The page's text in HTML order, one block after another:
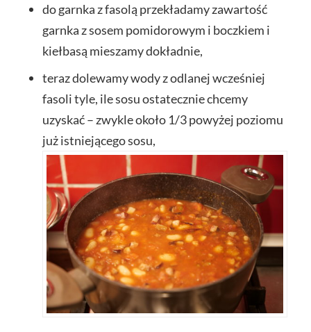
do garnka z fasolą przekładamy zawartość
garnka z sosem pomidorowym i boczkiem i
kiełbasą mieszamy dokładnie,
teraz dolewamy wody z odlanej wcześniej
fasoli tyle, ile sosu ostatecznie chcemy
uzyskać – zwykle około 1/3 powyżej poziomu
już istniejącego sosu,